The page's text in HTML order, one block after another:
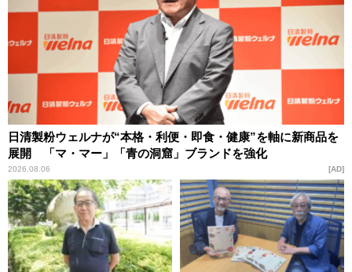
日清製粉ウェルナが“本格・利便・即食・健康”を軸に新商品を
展開 「マ・マー」「青の洞窟」ブランドを強化
2026.08.06 AD